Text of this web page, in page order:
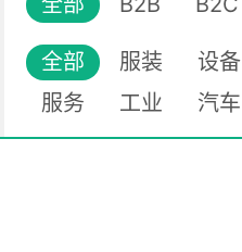
全部 服装 设备
服务
工业 汽车